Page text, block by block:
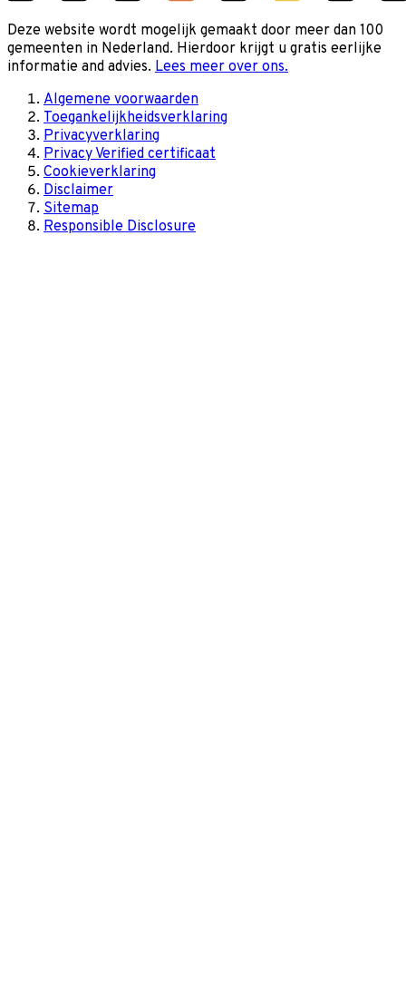
Deze website wordt mogelijk gemaakt door meer dan 100
gemeenten in Nederland. Hierdoor krijgt u gratis eerlijke
informatie and advies. Lees meer over ons.
Algemene voorwaarden
Toegankelijkheidsverklaring
Privacyverklaring
Privacy Verified certificaat
Cookieverklaring
Disclaimer
Sitemap
Responsible Disclosure